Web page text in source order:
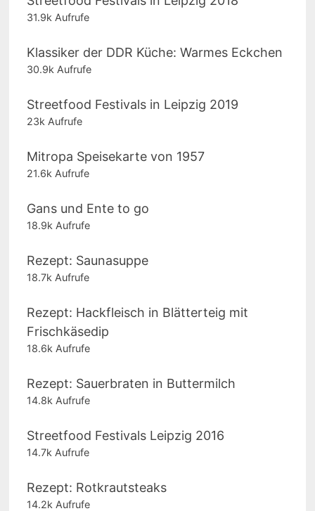
31.9k Aufrufe
Klassiker der DDR Küche: Warmes Eckchen
30.9k Aufrufe
Streetfood Festivals in Leipzig 2019
23k Aufrufe
Mitropa Speisekarte von 1957
21.6k Aufrufe
Gans und Ente to go
18.9k Aufrufe
Rezept: Saunasuppe
18.7k Aufrufe
Rezept: Hackfleisch in Blätterteig mit
Frischkäsedip
18.6k Aufrufe
Rezept: Sauerbraten in Buttermilch
14.8k Aufrufe
Streetfood Festivals Leipzig 2016
14.7k Aufrufe
Rezept: Rotkrautsteaks
14.2k Aufrufe